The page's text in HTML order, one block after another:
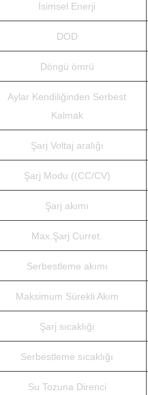
İsimsel Enerji
DOD
Döngü ömrü
Aylar Kendiliğinden Serbest
Kalmak
Şarj Voltaj aralığı
Şarj Modu ((CC/CV)
Şarj akımı
Max.Şarj Curret.
Serbestleme akımı
Maksimum Sürekli Akım
Şarj sıcaklığı
Serbestleme sıcaklığı
Su Tozuna Direnci